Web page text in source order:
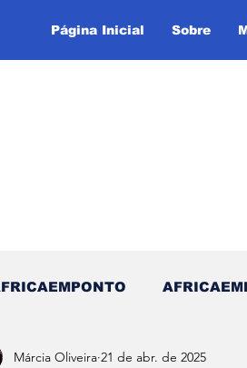
Página Inicial Sobre
do Tempo - (Blog) Nas
Márcia Oliveira 21 de abr. de 2025